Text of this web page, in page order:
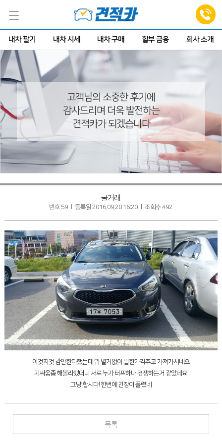
내차 팔기 내차 시세 내차 구매 할부 금융 회사 소개
고객님의 소중한 후기에
감사드리며 더욱 발전하는
견적카가 되겠습니다
쿨거래
번호 59 l 등록일 2016.09.20 16:20 l 조회수 492
이것저것 감안한다했는데 뭐 별거없이 말한가격주고 가져가시네요
기싸움좀 해볼라했더니 서로 누가 터프하나 경쟁하는거 같았네요
그냥 합시다! 한번에 긴장이 풀렸네
목록